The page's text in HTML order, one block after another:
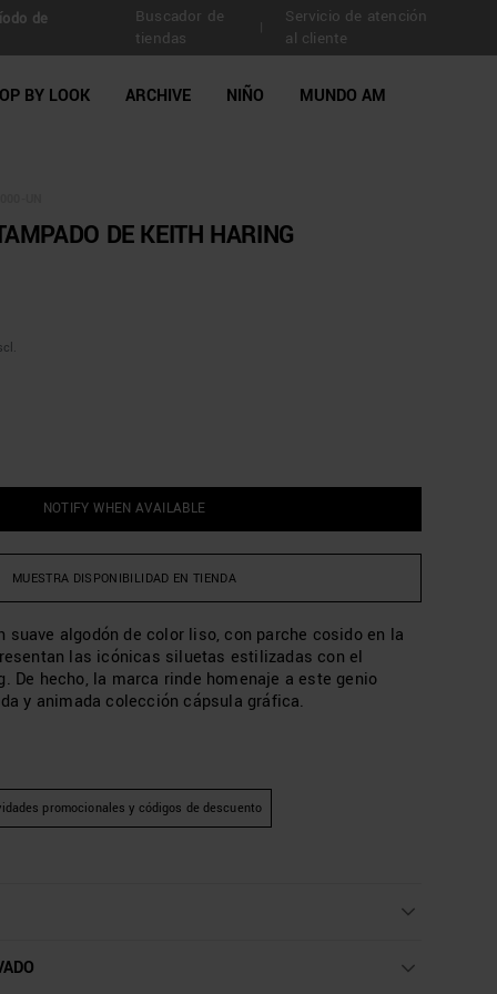
de
Buscador de
tiendas
Servicio de atención
al cliente
BY LOOK ARCHIVE NIÑO MUNDO AM
DE KEITH HARING
NOTIFY WHEN AVAILABLE
MUESTRA DISPONIBILIDAD EN TIENDA
suave algodón de color liso, con parche cosido en la
las icónicas siluetas estilizadas con el
De hecho, la marca rinde homenaje a este genio
y animada colección cápsula gráfica.
promocionales y códigos de descuento